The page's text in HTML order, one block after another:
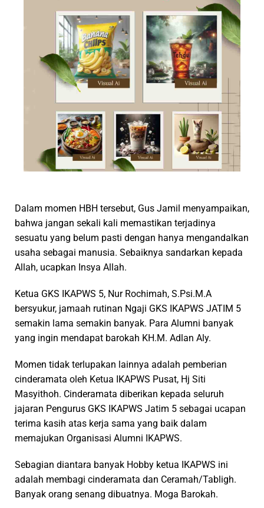
Dalam momen HBH tersebut, Gus Jamil menyampaikan,
bahwa jangan sekali kali memastikan terjadinya
sesuatu yang belum pasti dengan hanya mengandalkan
usaha sebagai manusia. Sebaiknya sandarkan kepada
Allah, ucapkan Insya Allah.
Ketua GKS IKAPWS 5, Nur Rochimah, S.Psi.M.A
bersyukur, jamaah rutinan Ngaji GKS IKAPWS JATIM 5
semakin lama semakin banyak. Para Alumni banyak
yang ingin mendapat barokah KH.M. Adlan Aly.
Momen tidak terlupakan lainnya adalah pemberian
cinderamata oleh Ketua IKAPWS Pusat, Hj Siti
Masyithoh. Cinderamata diberikan kepada seluruh
jajaran Pengurus GKS IKAPWS Jatim 5 sebagai ucapan
terima kasih atas kerja sama yang baik dalam
memajukan Organisasi Alumni IKAPWS.
Sebagian diantara banyak Hobby ketua IKAPWS ini
adalah membagi cinderamata dan Ceramah/Tabligh.
Banyak orang senang dibuatnya. Moga Barokah.